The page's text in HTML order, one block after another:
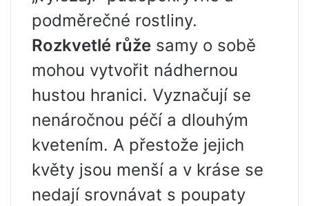
podměrečné rostliny.
Rozkvetlé růže samy o sobě
mohou vytvořit nádhernou
hustou hranici. Vyznačují se
nenáročnou péčí a dlouhým
kvetením. A přestože jejich
květy jsou menší a v kráse se
nedají srovnávat s poupaty